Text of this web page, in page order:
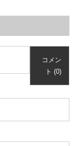
コメン
ト (0)